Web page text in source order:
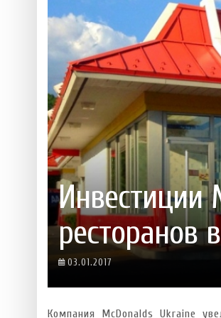
5
РОЗБІР АСТРОЛОГА І КЕРУЮЧОГО БАРОМ
Инвестиции
ресторанов
03.01.2017
Компания McDonalds Ukraine